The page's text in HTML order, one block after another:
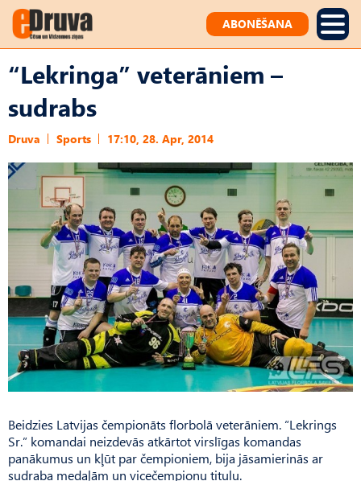
ABONĒŠANA
“Lekringa” veterāniem –
sudrabs
Druva Sports 17:10, 28. Apr, 2014
Beidzies Latvijas čempionāts florbolā veterāniem. “Lekrings
Sr.” komandai neizdevās atkārtot virslīgas komandas
panākumus un kļūt par čempioniem, bija jāsamierinās ar
sudraba medaļām un vicečempionu titulu.